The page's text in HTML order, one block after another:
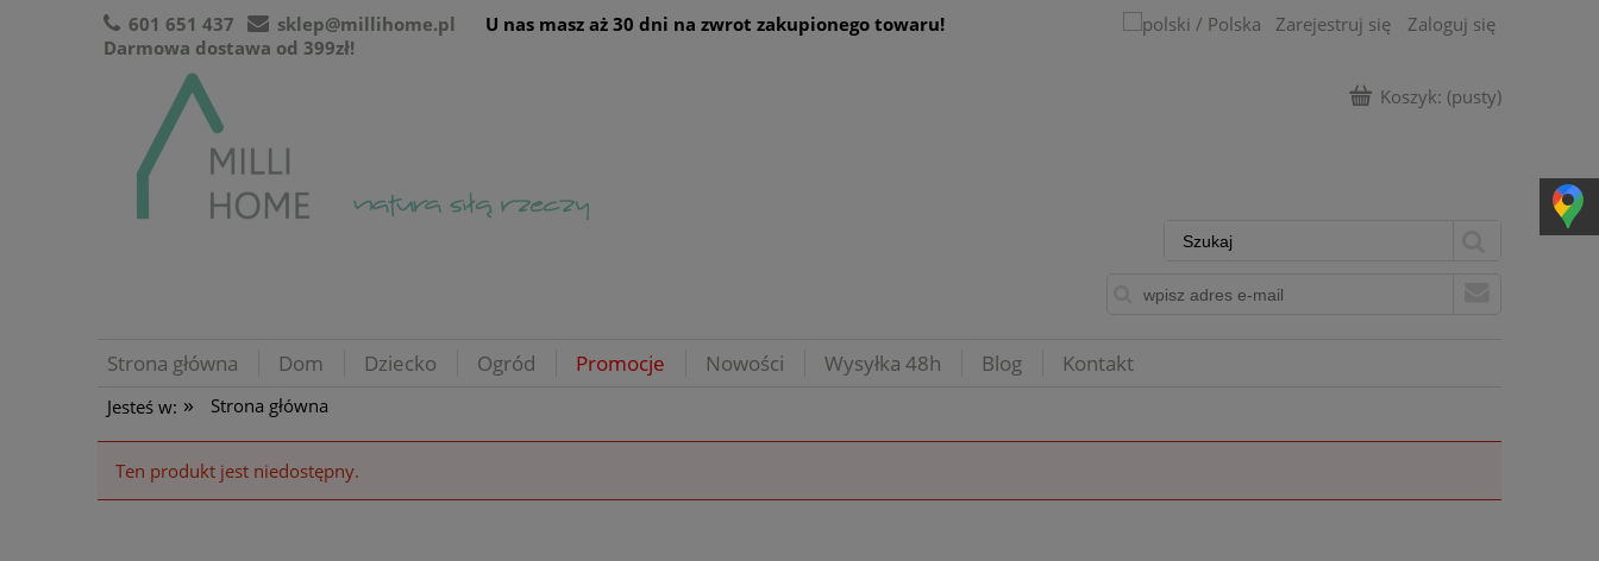
601 651 437
sklep@millihome.pl
Darmowa dostawa od 399zł!
U nas masz aż 30 dni na zwrot zakupionego towaru! Zarejestruj się Zaloguj się
Koszyk: (pusty)
Strona główna Dom Dziecko Ogród Promocje Nowości Wysyłka 48h Blog Kontakt
Jesteś w: » Strona główna
Ten produkt jest niedostępny.